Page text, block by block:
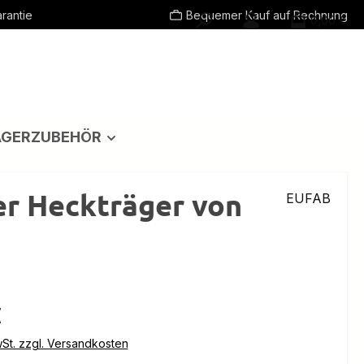
Bequemer Kauf auf Rechnung
0,00 €
Heckträger von
EUFAB
zzgl. Versandkosten